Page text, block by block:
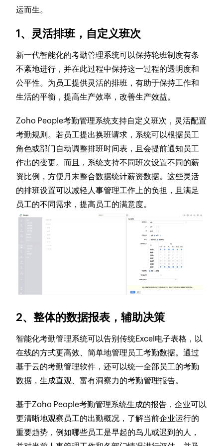
运而生。
1、灵活排班，自定义班次
新一代智能化的考勤管理系统可以保持轮班制度有条
不紊地进行，并在此过程中保持这一过程的透明度和
公平性。为员工提供灵活的排班，有助于保持工作和
生活的平衡，提高生产效率，改善生产效益。
Zoho People考勤管理系统支持自定义班次，灵活配置
考勤规则。若员工提出换班请求，系统可以根据员工
角色或部门自动调整排班时间表，且会提前通知员工
作出的变更。而且，系统支持不同班次设置不同的薪
资比例，方便月末整合数据统计薪资数据。这些灵活
的排班设置可以减轻人事管理工作上的负担，且满足
员工的不同需求，提高员工的满意度。
2、整体的数据报表，辅助决策
智能化考勤管理系统可以告别传统Excel电子表格，以
在线的方式更高效、简单地管理员工考勤数据。通过
基于云的考勤管理软件，还可以统一全部员工的考勤
数据，生成直观、富有洞察力的考勤管理报告。
基于Zoho People考勤管理系统生成的报告，企业可以
更清晰地观察员工的出勤概况，了解当前企业运行的
重要趋势，例如哪些员工是早起的鸟儿或迟到的人，